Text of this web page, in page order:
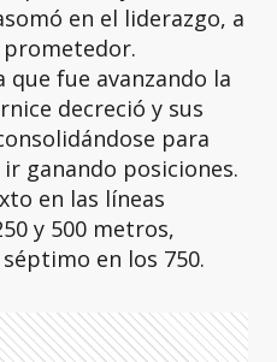
en el liderazgo, a
que fue avanzando la
decreció y sus
para
ganando posiciones.
en las líneas
y 500 metros,
en los 750.